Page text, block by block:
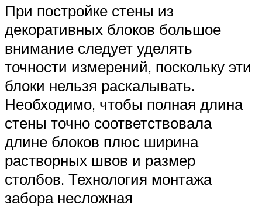
При постройке стены из
декоративных блоков большое
внимание следует уделять
точности измерений, поскольку эти
блоки нельзя раскалывать.
Необходимо, чтобы полная длина
стены точно соответствовала
длине блоков плюс ширина
растворных швов и размер
столбов. Технология монтажа
забора несложная